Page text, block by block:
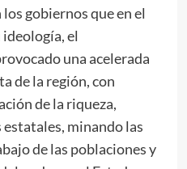
gobiernos que en el
el
una acelerada
de la región, con
de la riqueza,
minando las
de las poblaciones y